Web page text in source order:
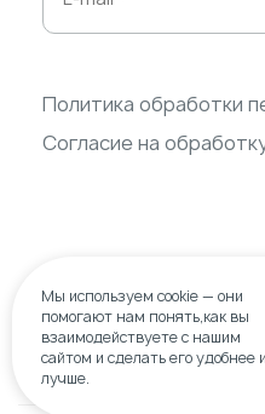
Политика обработки
Согласие на
© 2026 wow-decor.ru
Мы используем cookie— они
помогают нам понять,как вы
взаимодействуете с нашим
сайтом и сделать его удобнее и
лучше.